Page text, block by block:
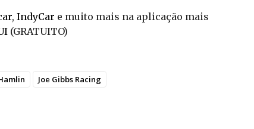
, IndyCar e muito mais na aplicação mais
(GRATUITO)
Joe Gibbs Racing